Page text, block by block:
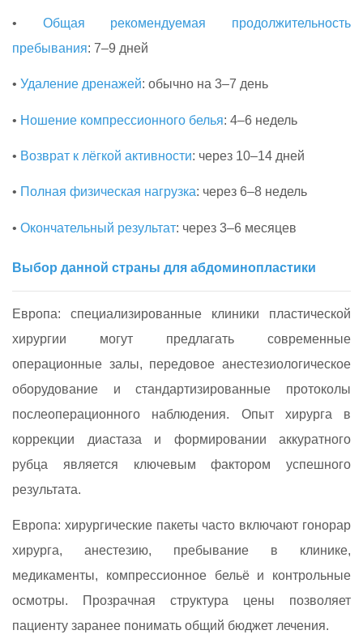
• Общая рекомендуемая продолжительность
пребывания: 7–9 дней
• Удаление дренажей: обычно на 3–7 день
• Ношение компрессионного белья: 4–6 недель
• Возврат к лёгкой активности: через 10–14 дней
• Полная физическая нагрузка: через 6–8 недель
• Окончательный результат: через 3–6 месяцев
Выбор данной страны для абдоминопластики
Европа: специализированные клиники пластической
хирургии могут предлагать современные
операционные залы, передовое анестезиологическое
оборудование и стандартизированные протоколы
послеоперационного наблюдения. Опыт хирурга в
коррекции диастаза и формировании аккуратного
рубца является ключевым фактором успешного
результата.
Европа: хирургические пакеты часто включают гонорар
хирурга, анестезию, пребывание в клинике,
медикаменты, компрессионное бельё и контрольные
осмотры. Прозрачная структура цены позволяет
пациенту заранее понимать общий бюджет лечения.